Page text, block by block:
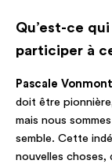
Qu’est-ce
participer à
Pascale
doit être
mais nous
semble. Cette
nouvelles choses,